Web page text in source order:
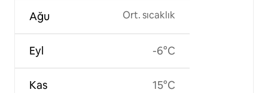
Ağu
Eyl
Kas
Ort. sıcaklık
-6°C
15°C